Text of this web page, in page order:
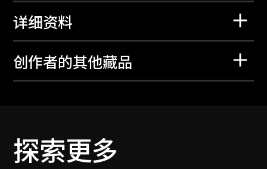
详细资料
创作者的其他藏品
探索更多